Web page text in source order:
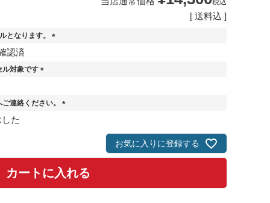
税込
送料込
となります。
認済
ル対象です
須
連絡ください。
た
お気に入りに登録する
カートに入れる